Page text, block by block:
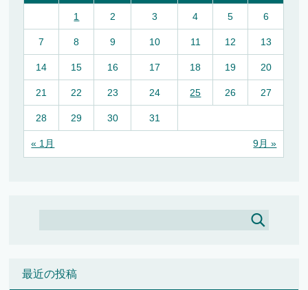
« 1月 9月 »
1 2 3 4 5 6
7 8 9 10 11 12 13
14 15 16 17 18 19 20
21 22 23 24 25 26 27
28 29 30 31
最近の投稿